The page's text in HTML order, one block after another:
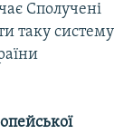
Сполучені
таку систему